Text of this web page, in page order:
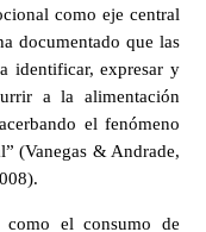
como eje central
documentado que las
identificar, expresar y
a la alimentación
el fenómeno
(Vanegas & Andrade,
como el consumo de